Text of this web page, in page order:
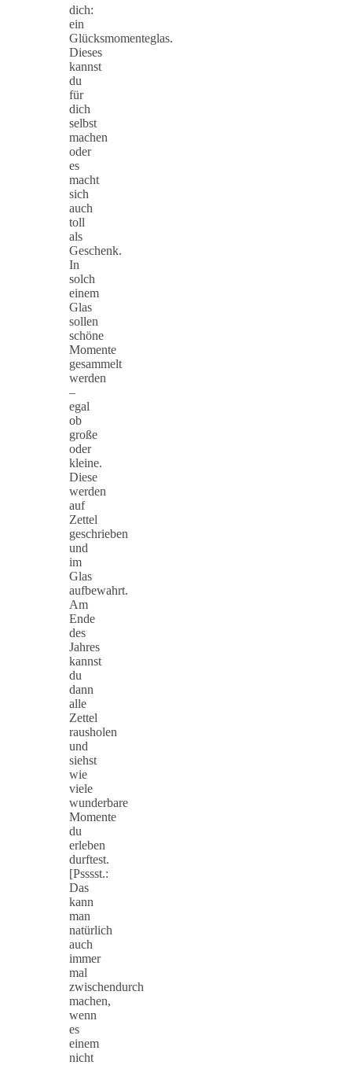
dich:
ein
Glücksmomenteglas.
Dieses
kannst
du
für
dich
selbst
machen
oder
es
macht
sich
auch
toll
als
Geschenk.
In
solch
einem
Glas
sollen
schöne
Momente
gesammelt
werden
–
egal
ob
große
oder
kleine.
Diese
werden
auf
Zettel
geschrieben
und
im
Glas
aufbewahrt.
Am
Ende
des
Jahres
kannst
du
dann
alle
Zettel
rausholen
und
siehst
wie
viele
wunderbare
Momente
du
erleben
durftest.
[Psssst.:
Das
kann
man
natürlich
auch
immer
mal
zwischendurch
machen,
wenn
es
einem
nicht